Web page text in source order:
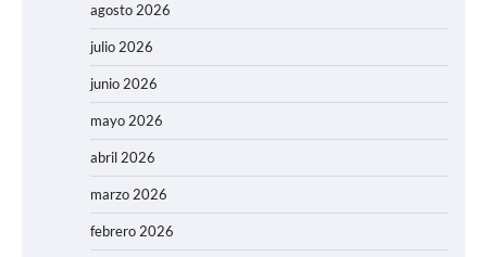
agosto 2026
julio 2026
junio 2026
mayo 2026
abril 2026
marzo 2026
febrero 2026